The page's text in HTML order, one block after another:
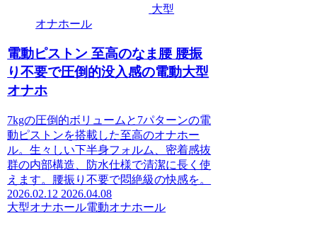
大型
オナホール
電動ピストン 至高のなま腰 腰振
り不要で圧倒的没入感の電動大型
オナホ
7kgの圧倒的ボリュームと7パターンの電
動ピストンを搭載した至高のオナホー
ル。生々しい下半身フォルム、密着感抜
群の内部構造、防水仕様で清潔に長く使
えます。腰振り不要で悶絶級の快感を。
2026.02.12 2026.04.08
大型オナホール電動オナホール